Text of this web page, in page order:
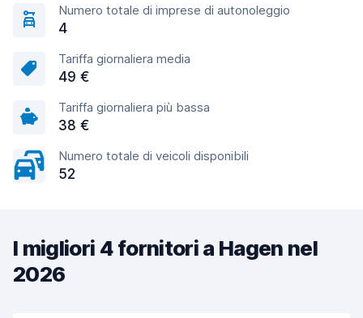
Numero totale di imprese di autonoleggio
4
Tariffa giornaliera media
49 €
Tariffa giornaliera più bassa
38 €
Numero totale di veicoli disponibili
52
I migliori 4 fornitori a Hagen nel
2026